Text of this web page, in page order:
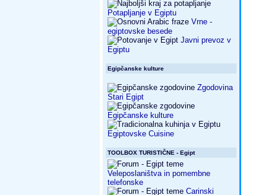
Potapljanje v Egiptu
Vrne -
egiptovske besede
Javni prevoz v
Egiptu
Egipčanske kulture
Zgodovina
Stari Egipt
Egipčanske kulture
Egiptovske Cuisine
TOOLBOX TURISTIČNE - Egipt
Veleposlaništva in pomembne
telefonske
Carinski